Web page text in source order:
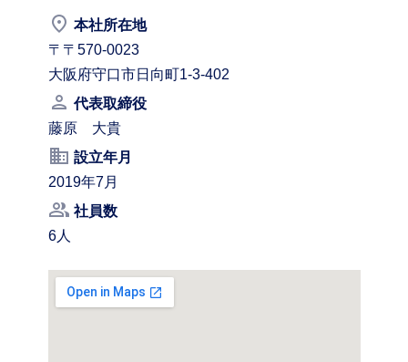
place 本社所在地
〒〒570-0023
大阪府守口市日向町1-3-402
person 代表取締役
藤原 大貴
business 設立年月
2019年7月
people_alt 社員数
6人